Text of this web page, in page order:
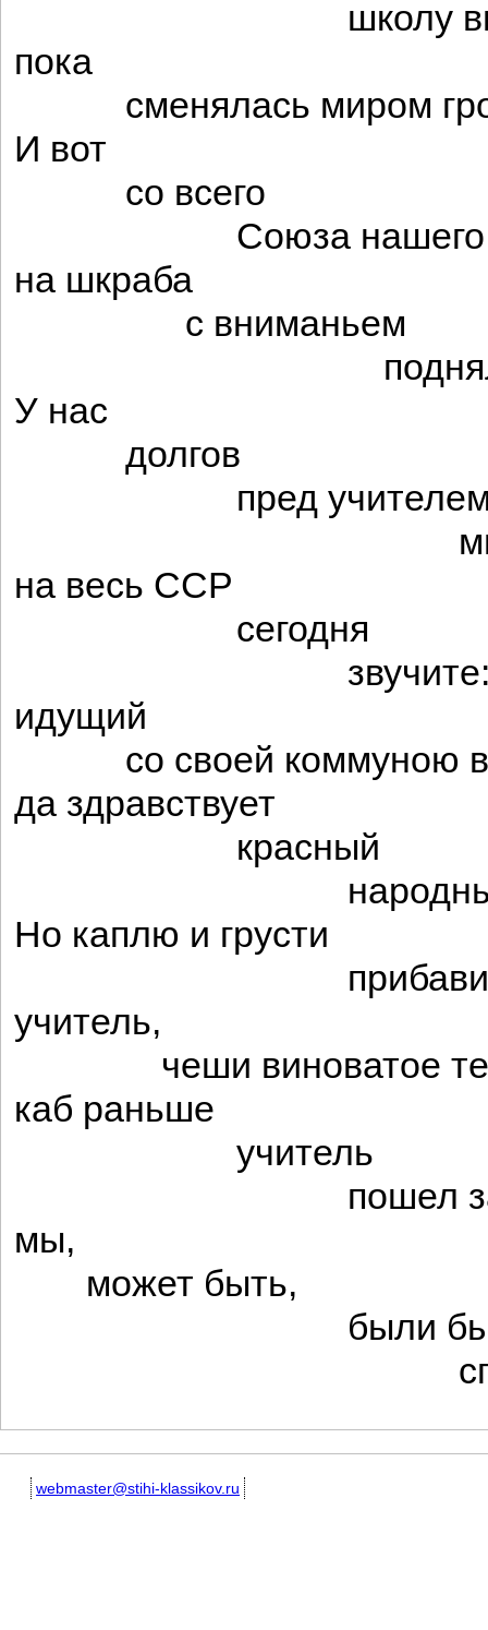
школу
пока
сменялась миром
И вот
со всего
Союза нашего
на шкраба
с вниманьем
поднялись
У нас
долгов
пред
на весь ССР
сегодня
идущий
со своей коммуною в
да здравствует
красный
народный
Но каплю и грусти
прибавим к
учитель,
чеши виноватое
каб раньше
учитель
пошел за
мы,
может быть,
были
сплошь
webmaster@stihi-klassikov.ru